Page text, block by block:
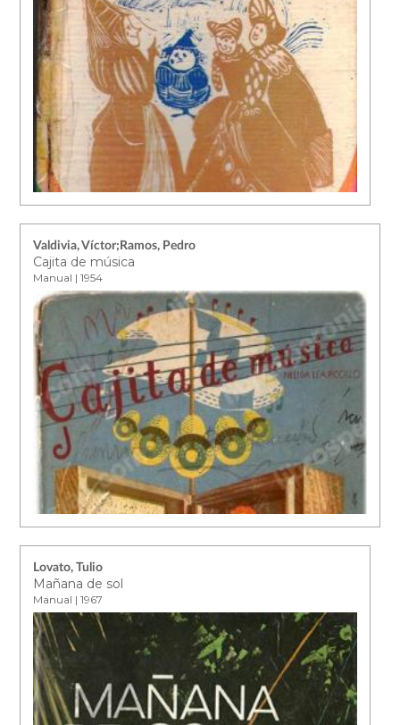
Valdivia, Víctor;Ramos, Pedro
Cajita de música
Manual | 1954
Lovato, Tulio
Mañana de sol
Manual | 1967